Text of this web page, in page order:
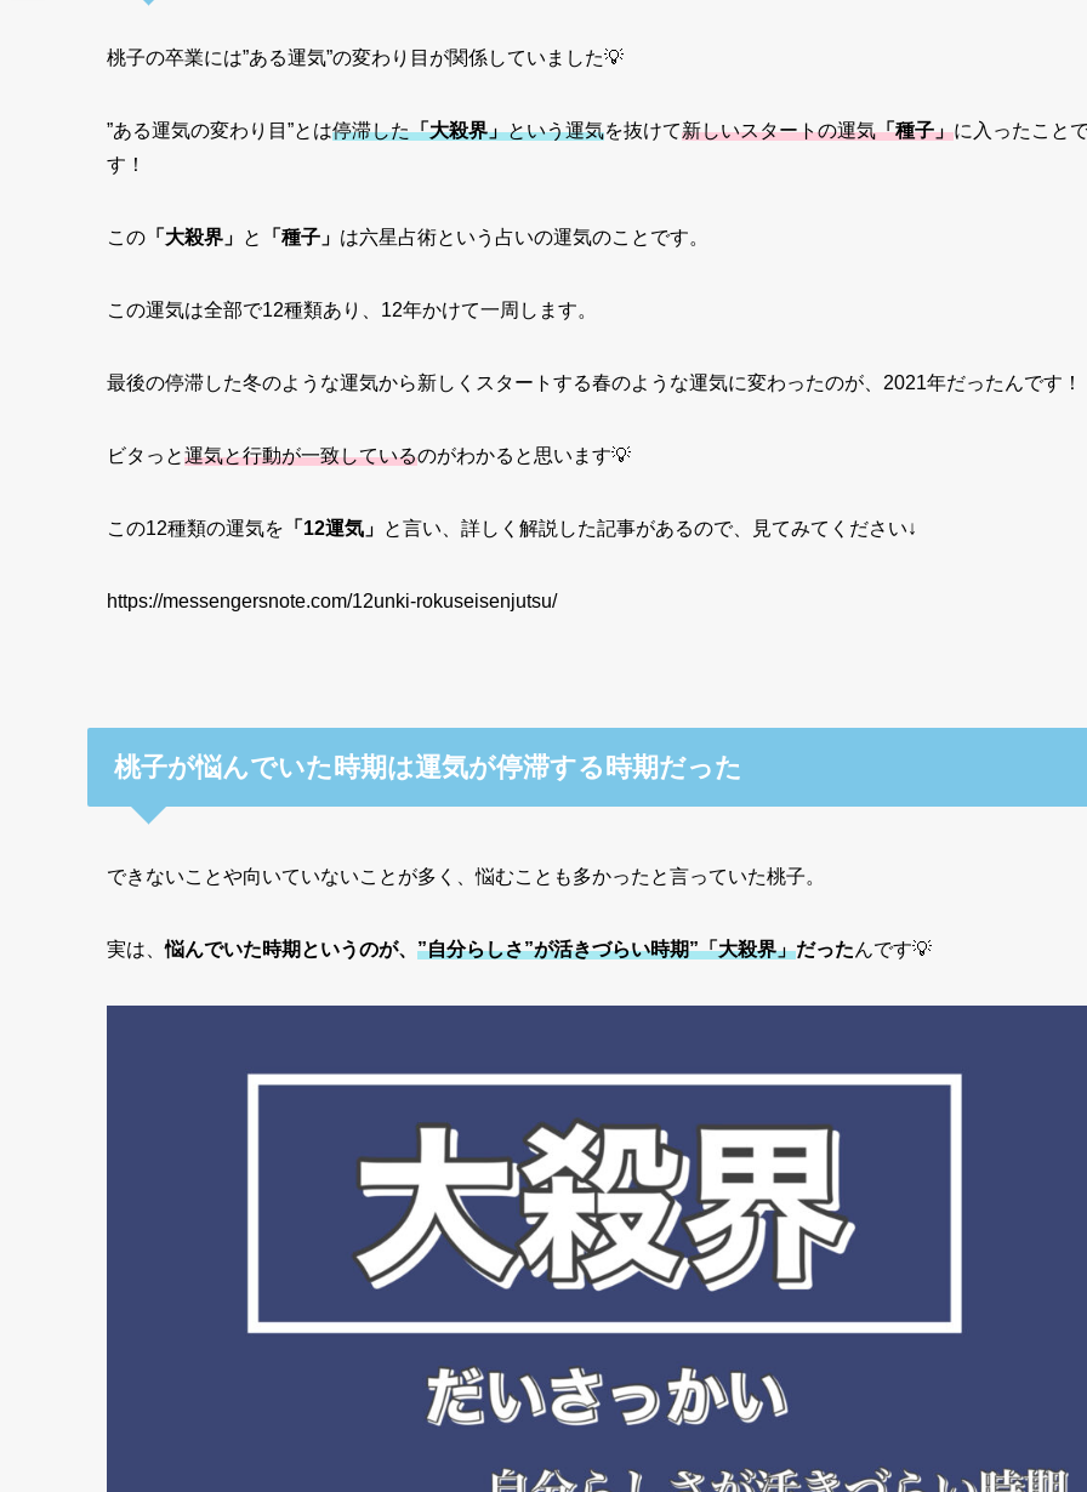
桃子の卒業には”ある運気”の変わり目が関係していました💡
”ある運気の変わり目”とは停滞した「大殺界」という運気を抜けて新しいスタートの運気「種子」に入ったこと
す！
この 「大殺界」 と 「種子」 は六星占術という占いの運気のことです。
この運気は全部で12種類あり、12年かけて一周します。
最後の停滞した冬のような運気から新しくスタートする春のような運気に変わったのが、2021年だったんです！
ビタっと運気と行動が一致しているのがわかると思います💡
この12種類の運気を 「12運気」 と言い、詳しく解説した記事があるので、見てみてください↓
https://messengersnote.com/12unki-rokuseisenjutsu/
桃子が悩んでいた時期は運気が停滞する時期だった
できないことや向いていないことが多く、悩むことも多かったと言っていた桃子。
実は、悩んでいた時期というのが、 ”自分らしさ”が活きづらい時期”「大殺界」だったんです💡